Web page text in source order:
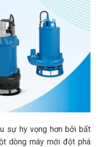
sự hy vọng hơn bởi bất
dòng máy mới đột phá